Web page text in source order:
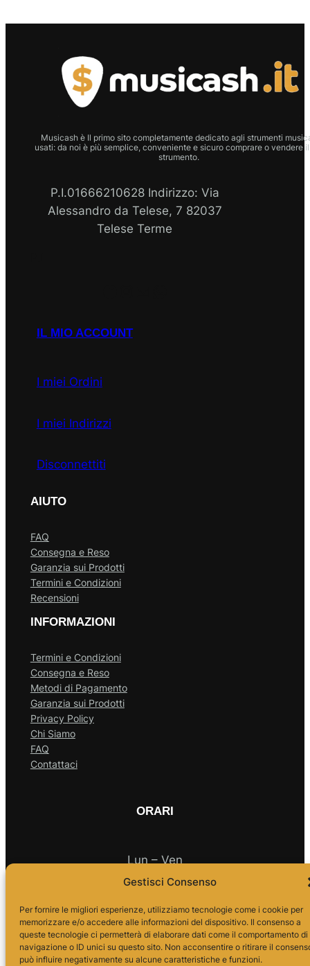
Gestisci Consenso
Per fornire le migliori esperienze, utilizziamo tecnologie come i cookie per
memorizzare e/o accedere alle informazioni del dispositivo. Il consenso a
queste tecnologie ci permetterà di elaborare dati come il comportamento di
navigazione o ID unici su questo sito. Non acconsentire o ritirare il
può influire negativamente su alcune caratteristiche e funzioni.
Musicash è Il primo sito completamente dedicato agli strumenti
usati: da noi è più semplice, conveniente e sicuro comprare o vendere
strumento.
P.I.01666210628 Indirizzo: Via
Alessandro da Telese, 7 82037
Telese Terme
IL MIO ACCOUNT
I miei Ordini
I miei Indirizzi
Disconnettiti
AIUTO
FAQ
Consegna e Reso
Garanzia sui Prodotti
Termini e Condizioni
Recensioni
INFORMAZIONI
Termini e Condizioni
Consegna e Reso
Metodi di Pagamento
Garanzia sui Prodotti
Privacy Policy
Chi Siamo
FAQ
Contattaci
ORARI
Lun – Ven